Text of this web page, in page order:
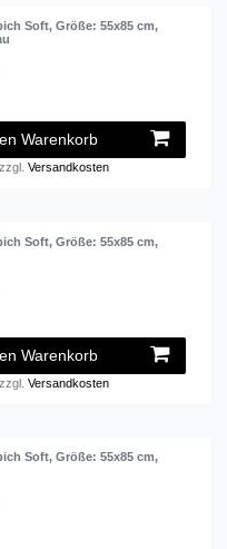
Soft, Größe: 55x85 cm,
Warenkorb
zzgl.Versandkosten
Soft, Größe: 55x85 cm,
Warenkorb
zzgl.Versandkosten
Soft, Größe: 55x85 cm,